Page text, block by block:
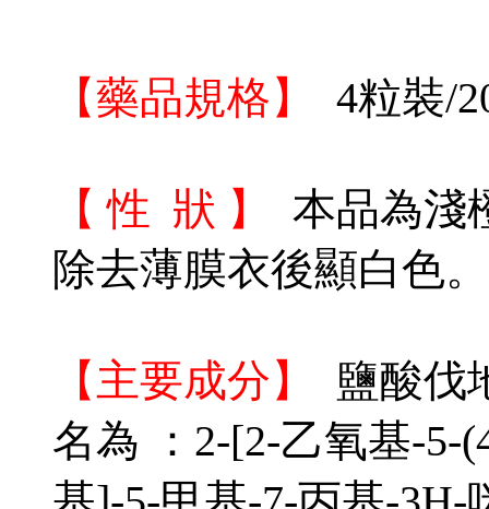
【藥品規格】 4粒裝/
【 性 狀 】
本品為淺
除去薄膜衣後顯白色。
【主要成分】
鹽酸伐
名為 ：2-[2-乙氧基-5-